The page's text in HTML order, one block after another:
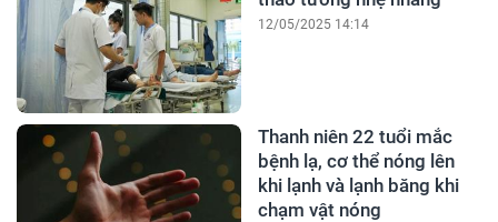
12/05/2025 14:14
Thanh niên 22 tuổi mắc
bệnh lạ, cơ thể nóng lên
khi lạnh và lạnh băng khi
chạm vật nóng